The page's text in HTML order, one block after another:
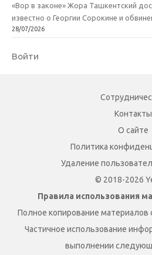
«Вор в законе» Жора Ташкентский
известно о Георгии Сорокине и
28/07/2026
Войти
Контакты
О сайте
Политика
Удаление
© 2018-2026
Правила использования
Полное копирование материалов
Частичное использование
выполнении